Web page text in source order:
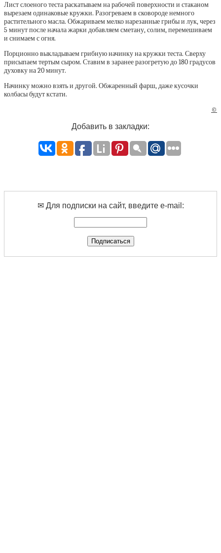
Лист слоеного теста раскатываем на рабочей поверхности и стаканом
вырезаем одинаковые кружки. Разогреваем в сковороде немного
растительного масла. Обжариваем мелко нарезанные грибы и лук, через
5 минут после начала жарки добавляем сметану, солим, перемешиваем
и снимаем с огня.
Порционно выкладываем грибную начинку на кружки теста. Сверху
присыпаем тертым сыром. Ставим в заранее разогретую до 180 градусов
духовку на 20 минут.
Начинку можно взять и другой. Обжаренный фарш, даже кусочки
колбасы будут кстати.
©
Добавить в закладки:
✉ Для подписки на сайт, введите e-mail: